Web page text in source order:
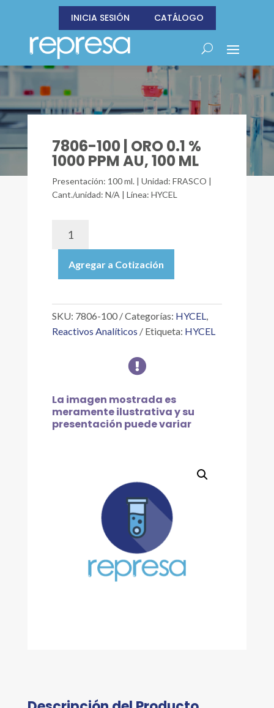
INICIA SESIÓN CATÁLOGO
7806-100 | ORO 0.1 %
1000 PPM AU, 100 ML
Presentación: 100 ml. | Unidad: FRASCO |
Cant./unidad: N/A | Línea: HYCEL
ORO
0.1
1000
AU,
Agregar a Cotización
SKU: 7806-100 Categorías: HYCEL,
Reactivos Analíticos
Etiqueta: HYCEL

La imagen mostrada es
meramente ilustrativa y su
presentación puede variar